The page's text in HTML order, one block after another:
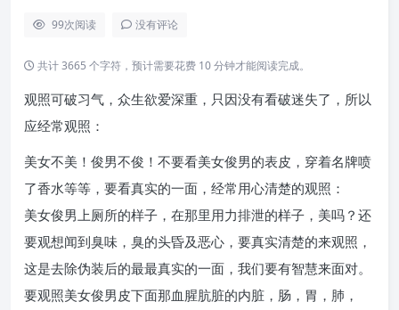
99次阅读 没有评论
共计 3665 个字符，预计需要花费 10 分钟才能阅读完成。
观照可破习气，众生欲爱深重，只因没有看破迷失了，所以
应经常观照：
美女不美！俊男不俊！不要看美女俊男的表皮，穿着名牌喷
了香水等等，要看真实的一面，经常用心清楚的观照：
美女俊男上厕所的样子，在那里用力排泄的样子，美吗？还
要观想闻到臭味，臭的头昏及恶心，要真实清楚的来观照，
这是去除伪装后的最最真实的一面，我们要有智慧来面对。
要观照美女俊男皮下面那血腥肮脏的内脏，肠，胃，肺，